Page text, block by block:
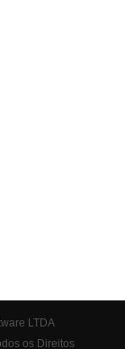
LTDA
os Direitos